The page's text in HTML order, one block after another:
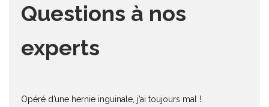
Questions à nos
experts
Opéré d’une hernie inguinale, j’ai toujours mal !